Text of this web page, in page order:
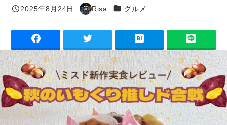
投稿日
2025年8月24日
著
Risa カテゴリー
グルメ